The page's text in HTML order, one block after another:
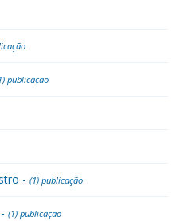
publicação
- (1) publicação
(1) publicação